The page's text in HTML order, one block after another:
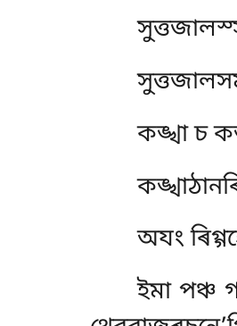
কঙ্খা চ
অযং
ইমা পঞ্চ